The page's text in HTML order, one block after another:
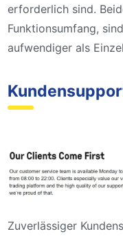
erforderlich sind.
Funktionsumfang,
aufwendiger als
Zuverlässiger